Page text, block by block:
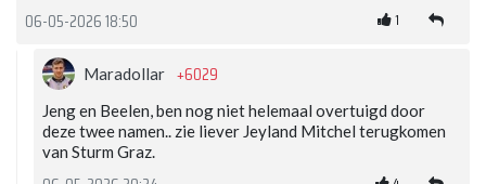
06-05-2026 18:50 1
Maradollar +6029
Jeng en Beelen, ben nog niet helemaal overtuigd door
deze twee namen.. zie liever Jeyland Mitchel terugkomen
van Sturm Graz.